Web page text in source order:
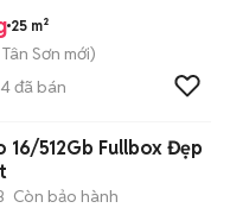
25 m²
Tân Sơn mới)
4đã bán
512Gb Fullbox Đẹp
Còn bảo hành